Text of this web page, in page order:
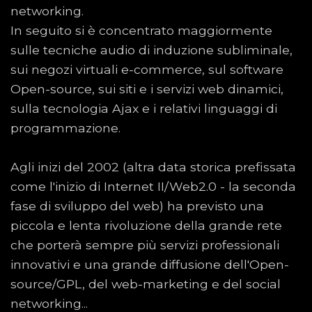
networking.
In seguito si è concentrato maggiormente
sulle tecniche audio di induzione subliminale,
sui negozi virtuali e-commerce, sul software
Open-source, sui siti e i servizi web dinamici,
sulla tecnologia Ajax e i relativi linguaggi di
programmazione.
Agli inizi del 2002 (altra data storica prefissata
come l'inizio di Internet II/Web2.0 - la seconda
fase di sviluppo del web) ha previsto una
piccola e lenta rivoluzione della grande rete
che porterà sempre più servizi professionali
innovativi e una grande diffusione dell'Open-
source/GPL, del web-marketing e del social
networking...